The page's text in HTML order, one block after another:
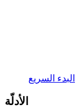
البدء السريع
الأدلّة